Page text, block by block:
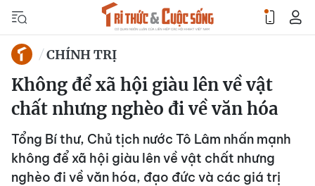
CHÍNH TRỊ
Không để xã hội giàu lên về vật
chất nhưng nghèo đi về văn hóa
Tổng Bí thư, Chủ tịch nước Tô Lâm nhấn mạnh
không để xã hội giàu lên về vật chất nhưng
nghèo đi về văn hóa, đạo đức và các giá trị